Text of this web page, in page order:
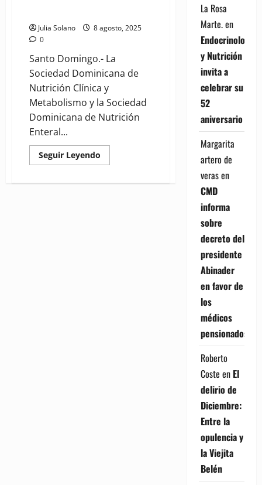
Julia Solano
8 agosto, 2025
0
Santo Domingo.- La
Sociedad Dominicana de
Nutrición Clínica y
Metabolismo y la Sociedad
Dominicana de Nutrición
Enteral...
Seguir Leyendo
more
Sociedades
La Rosa
Marte.en
Endocrinología
y Nutrición
invita a
celebrar su
52
aniversario
Margarita
artero de
verasen
CMD
informa
sobre
decreto del
presidente
Abinader
en favor de
los
médicos
pensionados
Roberto
Coste en El
delirio de
Diciembre:
Entre la
opulencia y
la Viejita
Belén